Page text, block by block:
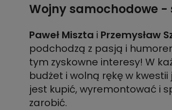
Wojny samochodowe -
Paweł Miszta i Przemysław
podchodzą z pasją i
tym zyskowne interesy! W
budżet i wolną rękę w
jest kupić, wyremontować i
zarobić.